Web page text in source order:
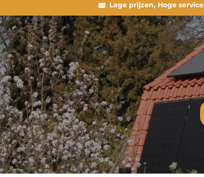
Lage prijzen, Hoge service